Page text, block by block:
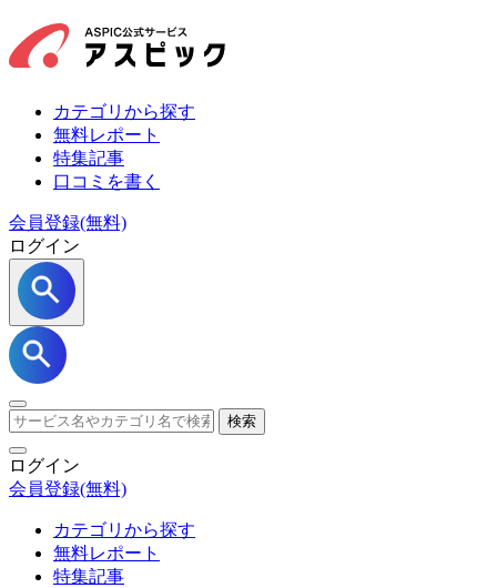
カテゴリから探す
無料レポート
特集記事
口コミを書く
会員登録(無料)
ログイン
検索
ログイン
会員登録(無料)
カテゴリから探す
無料レポート
特集記事